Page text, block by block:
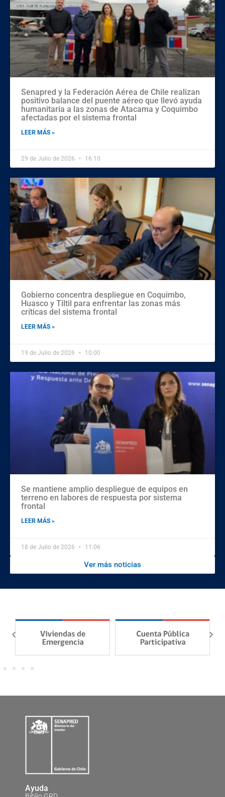
Senapred y la Federación Aérea de Chile realizan
positivo balance del puente aéreo que llevó ayuda
humanitaria a las zonas de Atacama y Coquimbo
afectadas por el sistema frontal
LEER MÁS »
29 de Julio de 2026 16:10
Gobierno concentra despliegue en Coquimbo,
Huasco y Tiltil para enfrentar las zonas más
críticas del sistema frontal
LEER MÁS »
19 de Julio de 2026 10:00
Se mantiene amplio despliegue de equipos en
terreno en labores de respuesta por sistema
frontal
LEER MÁS »
18 de Julio de 2026 11:06
Ver más noticias
Ayuda